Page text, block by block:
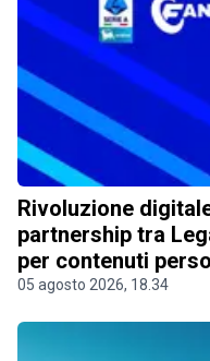
Rivoluzione
partnership tra
per contenuti
05 agosto 2026, 18.34